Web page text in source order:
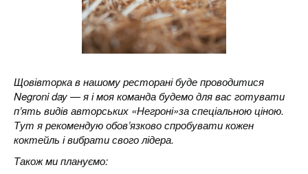
Щовівторка в нашому ресторані буде проводитися
Negroni day — я і моя команда будемо для вас готувати
п’ять видів авторських «Негроні»за спеціальною ціною.
Тут я рекомендую обов’язково спробувати кожен
коктейль і вибрати свого лідера.
Також ми плануємо: